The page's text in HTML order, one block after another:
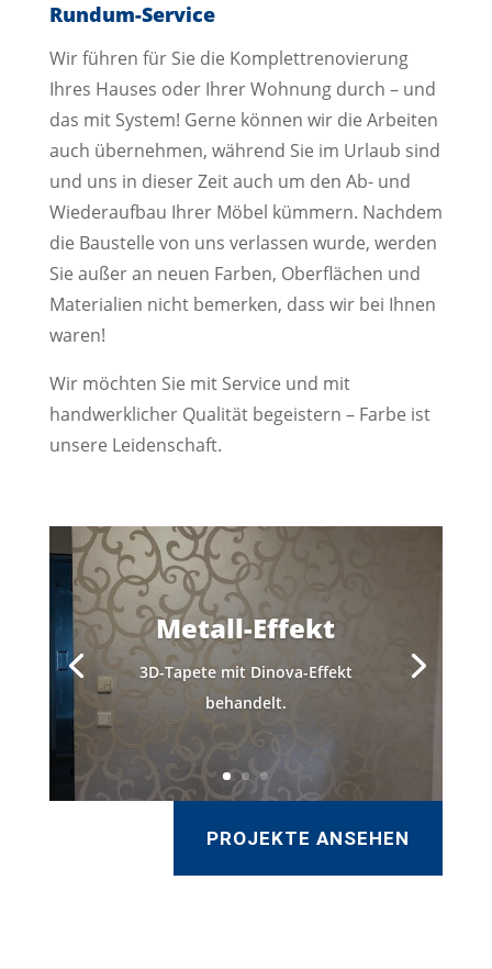
Rundum-Service
Wir führen für Sie die Komplettrenovierung
Ihres Hauses oder Ihrer Wohnung durch – und
das mit System! Gerne können wir die Arbeiten
auch übernehmen, während Sie im Urlaub sind
und uns in dieser Zeit auch um den Ab- und
Wiederaufbau Ihrer Möbel kümmern. Nachdem
die Baustelle von uns verlassen wurde, werden
Sie außer an neuen Farben, Oberflächen und
Materialien nicht bemerken, dass wir bei Ihnen
waren!
Wir möchten Sie mit Service und mit
handwerklicher Qualität begeistern – Farbe ist
unsere Leidenschaft.
Metall-Effekt
3D-Tapete mit Dinova-Effekt
behandelt.
PROJEKTE ANSEHEN